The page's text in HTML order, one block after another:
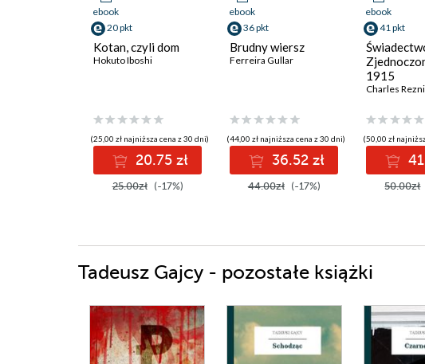
ebook
20 pkt
Kotan, czyli dom
Hokuto Iboshi
(25,00 zł najniższa cena z 30 dni)
20.75 zł
25.00zł (-17%)
ebook
36 pkt
Brudny wiersz
Ferreira Gullar
(44,00 zł najniższa cena z 30 dni)
36.52 zł
44.00zł (-17%)
ebook
41 pkt
1915
Charles
(50,00 zł
50.00zł
Tadeusz Gajcy - pozostałe książki